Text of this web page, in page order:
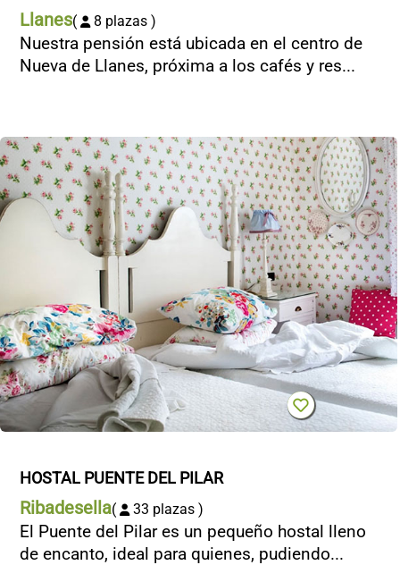
Llanes( 8 plazas )
Nuestra pensión está ubicada en el centro de
Nueva de Llanes, próxima a los cafés y res...
HOSTAL PUENTE DEL PILAR
Ribadesella( 33 plazas )
El Puente del Pilar es un pequeño hostal lleno
de encanto, ideal para quienes, pudiendo...